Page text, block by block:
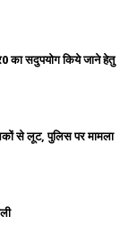
का सदुपयोग किये जाने हेतु
से लूट, पुलिस पर मामला